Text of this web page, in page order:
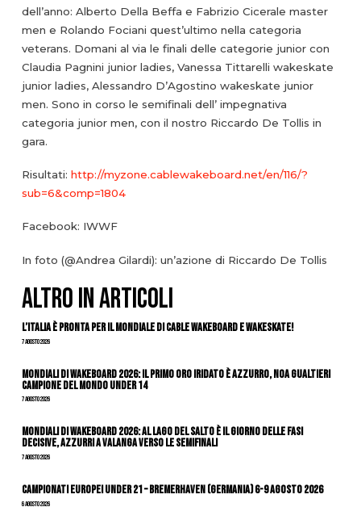
dell’anno: Alberto Della Beffa e Fabrizio Cicerale master
men e Rolando Fociani quest’ultimo nella categoria
veterans. Domani al via le finali delle categorie junior con
Claudia Pagnini junior ladies, Vanessa Tittarelli wakeskate
junior ladies, Alessandro D’Agostino wakeskate junior
men. Sono in corso le semifinali dell’ impegnativa
categoria junior men, con il nostro Riccardo De Tollis in
gara.
Risultati: http://myzone.cablewakeboard.net/en/116/?
sub=6&comp=1804
Facebook: IWWF
In foto (@Andrea Gilardi): un’azione di Riccardo De Tollis
ALTRO IN ARTICOLI
L’Italia è pronta per il Mondiale di Cable Wakeboard e Wakeskate!
7 Agosto 2026
Mondiali di Wakeboard 2026: il primo oro iridato è azzurro, Noa Gualtieri
campione del mondo Under 14
7 Agosto 2026
Mondiali di Wakeboard 2026: al Lago del Salto è il giorno delle fasi
decisive, azzurri a valanga verso le semifinali
7 Agosto 2026
Campionati Europei Under 21 – Bremerhaven (Germania) 6-9 agosto 2026
6 Agosto 2026